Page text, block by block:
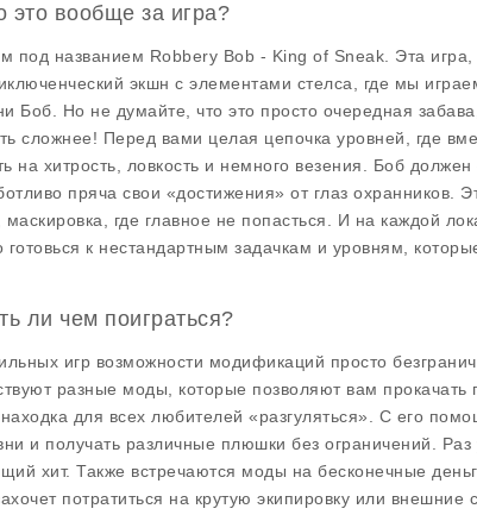
это вообще за игра?
под названием Robbery Bob - King of Sneak. Эта игра,
экшн с элементами стелса, где мы
Боб. Но не думайте, что это просто очередная
сложнее! Перед вами целая цепочка уровней, где
на хитрость, ловкость и немного везения. Боб
пряча свои «достижения» от глаз охранников.
где главное не попасться. И на каждой
к нестандартным задачкам и уровням,
ли чем поиграться?
игр возможности модификаций просто
разные моды, которые позволяют вам прокачать
для всех любителей «разгуляться». С его
и получать различные плюшки без ограничений.
хит. Также встречаются моды на бесконечные
потратиться на крутую экипировку или внешние